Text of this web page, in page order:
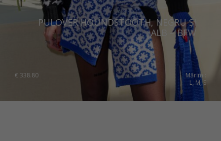
PULOVER HOUNDSTOOTH, NEGRU ȘI
ALB – BFW
€ 338.80
Mărimi:
L, M, S